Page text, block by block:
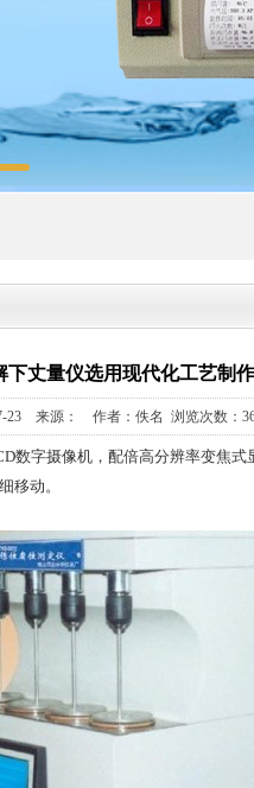
下丈量仪选用现代化工艺制作
23 来源： 作者：佚名 浏览次数：
字摄像机，配倍高分辨率变焦式
移动。